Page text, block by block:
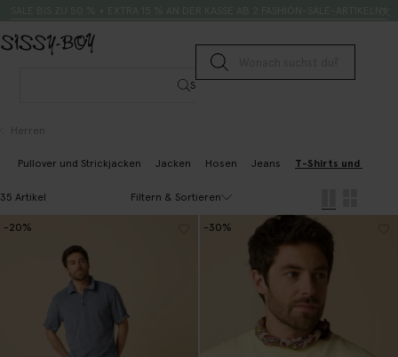
Suche senden
Suche
Herren
Pullover und Strickjacken Jacken Hosen Jeans T-Shirts und
35 Artikel Filtern & Sortieren
-20% -30%